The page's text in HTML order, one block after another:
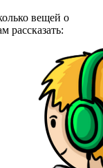
вещей о
рассказать: